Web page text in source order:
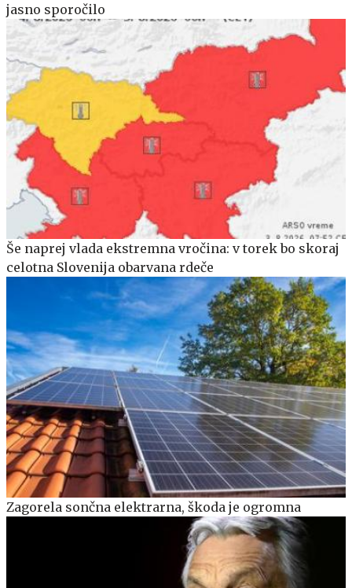
jasno sporočilo
Še naprej vlada ekstremna vročina: v torek bo skoraj
celotna Slovenija obarvana rdeče
Zagorela sončna elektrarna, škoda je ogromna